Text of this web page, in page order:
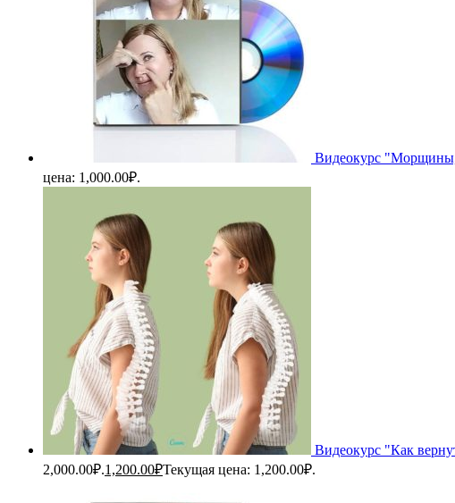
Видеокурс "Морщины,
цена: 1,000.00₽.
Видеокурс "Как
2,000.00₽.1,200.00₽Текущая цена: 1,200.00₽.